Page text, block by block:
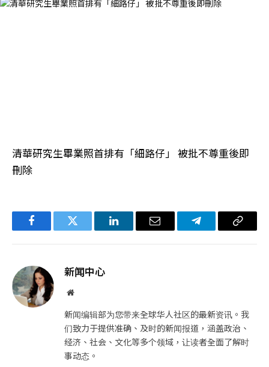
清華研究生畢業照首排有「細路仔」 被批不尊重後即
刪除
FacebookTwitter LinkedIn电
Telegram复
新闻中心
网
新闻编辑部为您带来全球华人社区的最新资讯。我
们致力于提供准确、及时的新闻报道，涵盖政治、
经济、社会、文化等多个领域，让读者全面了解时
事动态。